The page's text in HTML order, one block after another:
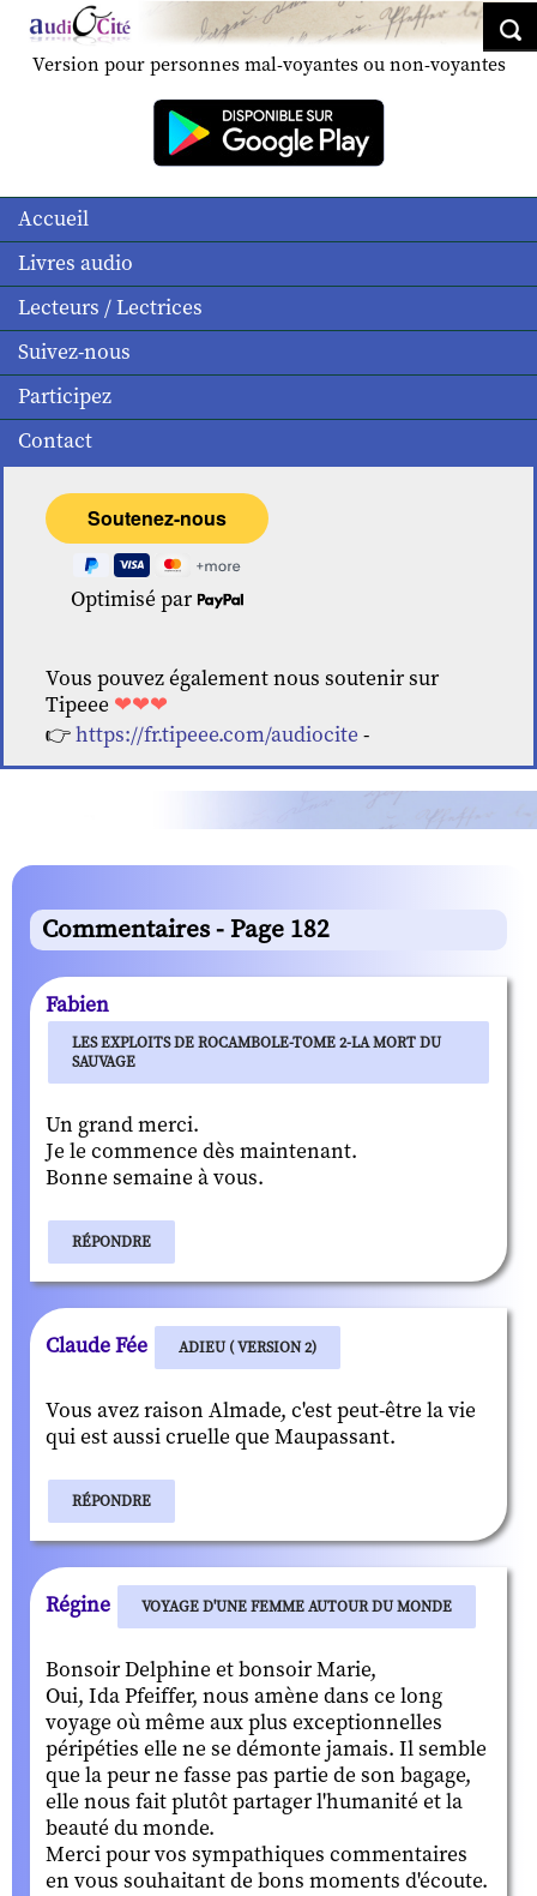
Version pour personnes mal-voyantes ou non-voyantes
Accueil
Livres audio
Lecteurs / Lectrices
Suivez-nous
Participez
Contact
Optimisé par
Vous pouvez également nous soutenir sur
Tipeee ❤❤❤
👉https://fr.tipeee.com/audiocite -
Commentaires - Page 182
Fabien
LES EXPLOITS DE ROCAMBOLE-TOME 2-LA MORT DU
SAUVAGE
Un grand merci.
Je le commence dès maintenant.
Bonne semaine à vous.
RÉPONDRE
Claude Fée ADIEU ( VERSION 2)
Vous avez raison Almade, c'est peut-être la vie
qui est aussi cruelle que Maupassant.
RÉPONDRE
Régine VOYAGE D'UNE FEMME AUTOUR DU MONDE
Bonsoir Delphine et bonsoir Marie,
Oui, Ida Pfeiffer, nous amène dans ce long
voyage où même aux plus exceptionnelles
péripéties elle ne se démonte jamais. Il semble
que la peur ne fasse pas partie de son bagage,
elle nous fait plutôt partager l'humanité et la
beauté du monde.
Merci pour vos sympathiques commentaires
en vous souhaitant de bons moments d'écoute.